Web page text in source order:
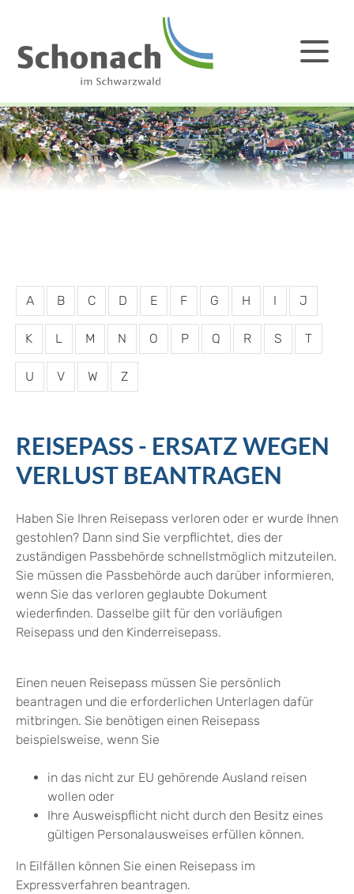
A B C D E F G H I J
K L M N O P Q R S T
U V W Z
REISEPASS - ERSATZ WEGEN
VERLUST BEANTRAGEN
Haben Sie Ihren Reisepass verloren oder er wurde Ihnen
gestohlen? Dann sind Sie verpflichtet, dies der
zuständigen Passbehörde schnellstmöglich mitzuteilen.
Sie müssen die Passbehörde auch darüber informieren,
wenn Sie das verloren geglaubte Dokument
wiederfinden. Dasselbe gilt für den vorläufigen
Reisepass und den Kinderreisepass.
Einen neuen Reisepass müssen Sie persönlich
beantragen und die erforderlichen Unterlagen dafür
mitbringen. Sie benötigen einen Reisepass
beispielsweise, wenn Sie
in das nicht zur EU gehörende Ausland reisen
wollen oder
Ihre Ausweispflicht nicht durch den Besitz eines
gültigen Personalausweises erfüllen können.
In Eilfällen können Sie einen Reisepass im
Expressverfahren beantragen.